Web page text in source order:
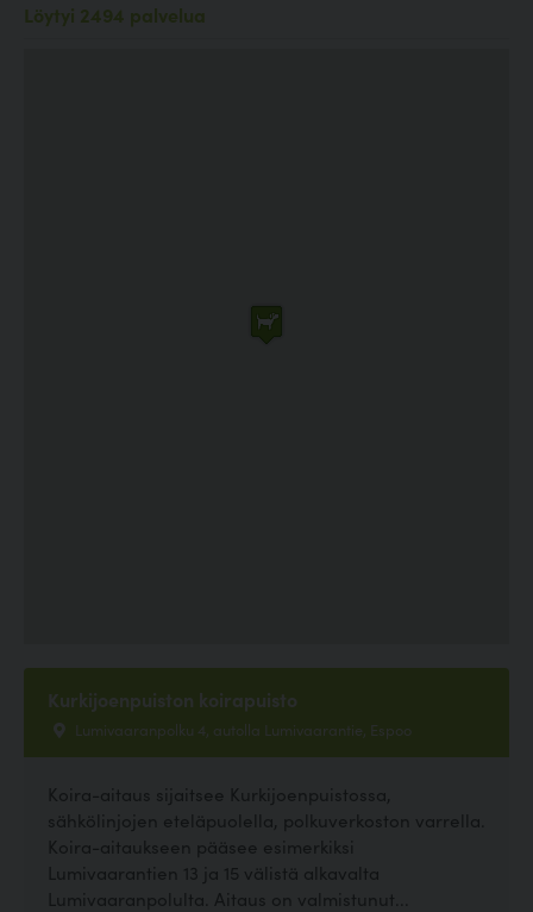
Löytyi 2494 palvelua
Kurkijoenpuiston koirapuisto
Lumivaaranpolku 4, autolla Lumivaarantie, Espoo
Koira-aitaus sijaitsee Kurkijoenpuistossa,
sähkölinjojen eteläpuolella, polkuverkoston varrella.
Koira-aitaukseen pääsee esimerkiksi
Lumivaarantien 13 ja 15 välistä alkavalta
Lumivaaranpolulta. Aitaus on valmistunut...